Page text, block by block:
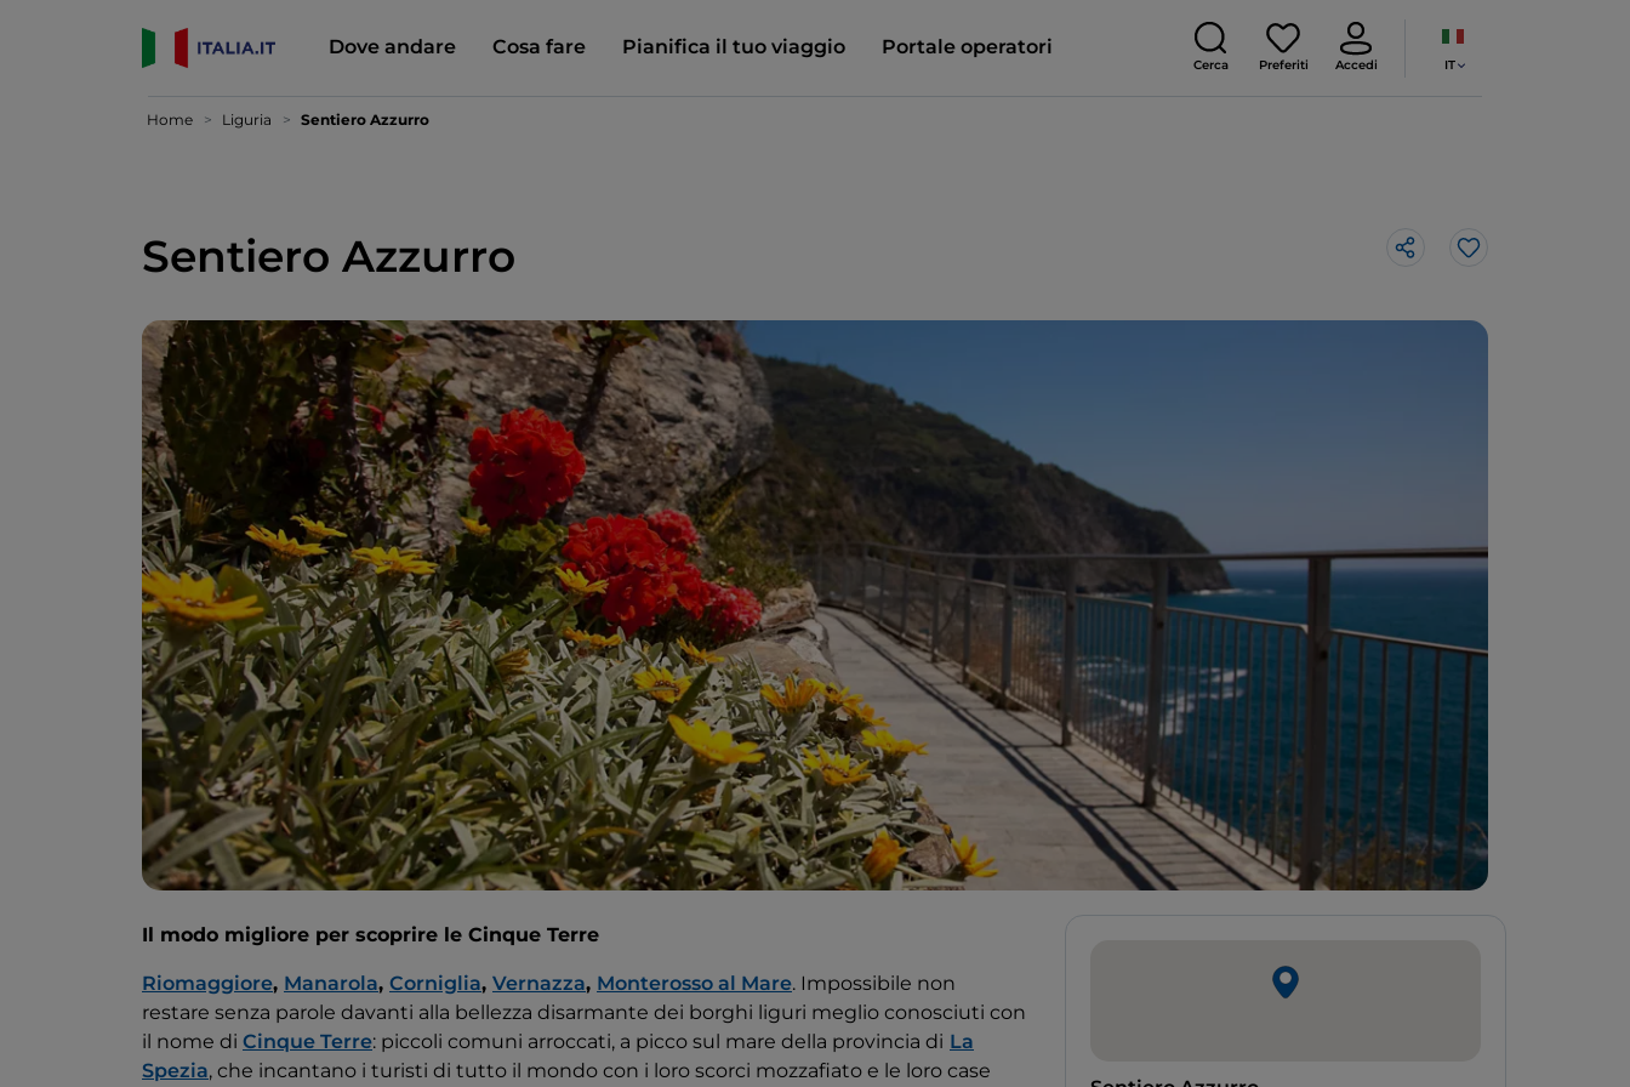
Dove andare Cosa fare Pianifica il tuo viaggio Portale operatori
Cerca Preferiti Accedi IT
Home Liguria Sentiero Azzurro
Sentiero Azzurro Like
Il modo migliore per scoprire le Cinque Terre
Riomaggiore, Manarola, Corniglia, Vernazza, Monterosso al Mare. Impossibile non
restare senza parole davanti alla bellezza disarmante dei borghi liguri meglio conosciuti con
il nome di Cinque Terre: piccoli comuni arroccati, a picco sul mare della provincia di La
Spezia, che incantano i turisti di tutto il mondo con i loro scorci mozzafiato e le loro case